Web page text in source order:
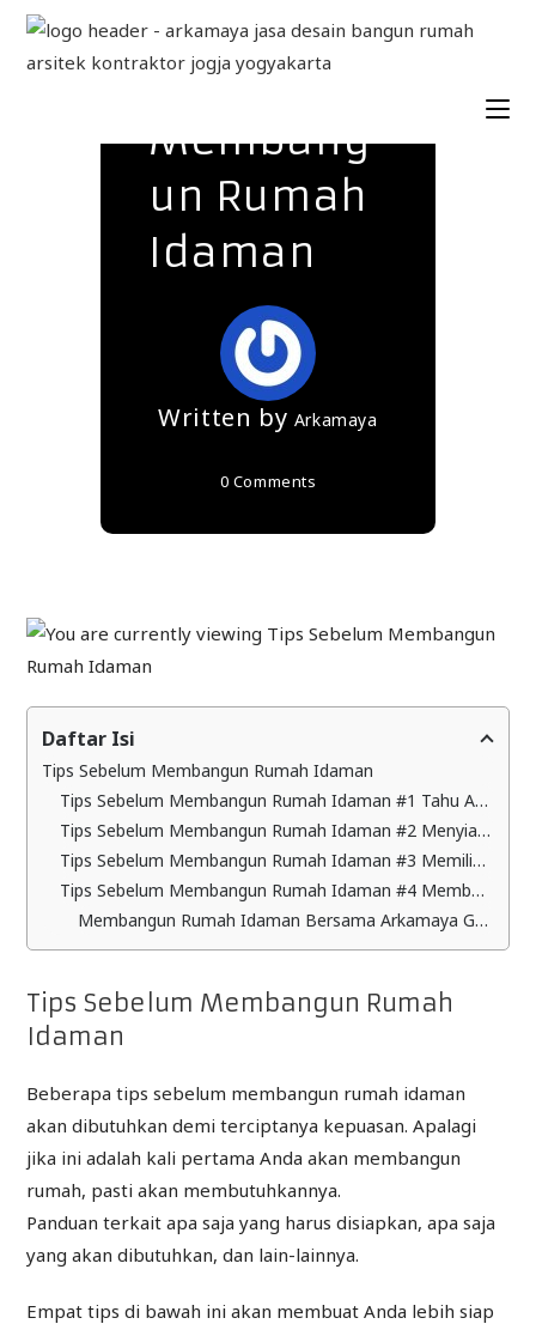
Tips
Sebelum
Membang
un Rumah
Idaman
Written by Arkamaya
0 Comments
Daftar Isi
Tips Sebelum Membangun Rumah Idaman
Tips Sebelum Membangun Rumah Idaman #1 Tahu Apa Saja Perizinan yang Dibutuhkan
Tips Sebelum Membangun Rumah Idaman #2 Menyiapkan Budget
Tips Sebelum Membangun Rumah Idaman #3 Memilih Lokasi dan Tipe Rumah
Tips Sebelum Membangun Rumah Idaman #4 Membuat Desain Rumah
Membangun Rumah Idaman Bersama Arkamaya Grhatama
Tips Sebelum Membangun Rumah
Idaman
Beberapa tips sebelum membangun rumah idaman
akan dibutuhkan demi terciptanya kepuasan. Apalagi
jika ini adalah kali pertama Anda akan membangun
rumah, pasti akan membutuhkannya.
Panduan terkait apa saja yang harus disiapkan, apa saja
yang akan dibutuhkan, dan lain-lainnya.
Empat tips di bawah ini akan membuat Anda lebih siap